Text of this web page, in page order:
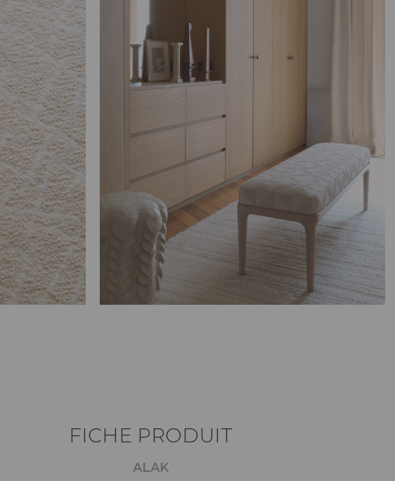
FICHE PRODUIT
ALAK